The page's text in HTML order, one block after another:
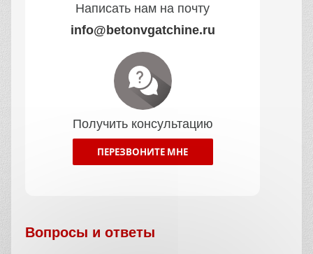
Написать нам на почту
info@betonvgatchine.ru
Получить консультацию
ПЕРЕЗВОНИТЕ МНЕ
Вопросы и ответы